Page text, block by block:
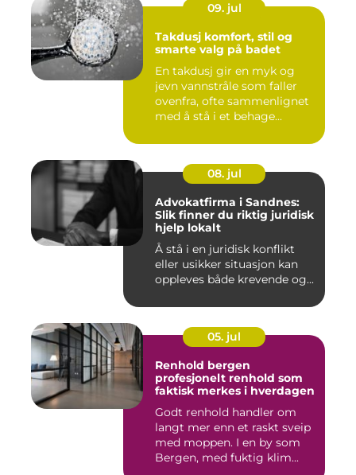
09. jul
Takdusj komfort, stil og
smarte valg på badet
En takdusj gir en myk og
jevn vannstråle som faller
ovenfra, ofte sammenlignet
med å stå i et behage...
08. jul
Advokatfirma i Sandnes:
Slik finner du riktig juridisk
hjelp lokalt
Å stå i en juridisk konflikt
eller usikker situasjon kan
oppleves både krevende og...
05. jul
Renhold bergen
profesjonelt renhold som
faktisk merkes i hverdagen
Godt renhold handler om
langt mer enn et raskt sveip
med moppen. I en by som
Bergen, med fuktig klim...